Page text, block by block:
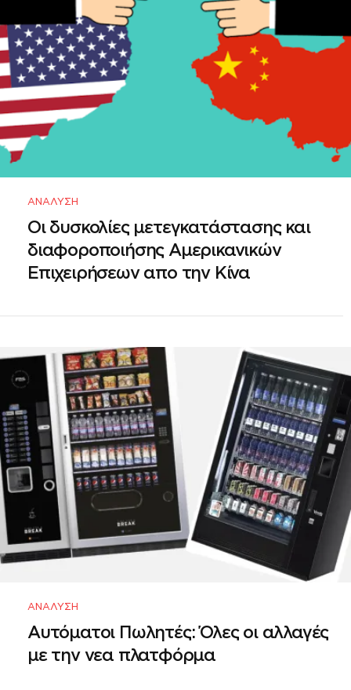
ΑΝΆΛΥΣΗ
Οι δυσκολίες μετεγκατάστασης και
διαφοροποιήσης Αμερικανικών
Επιχειρήσεων απο την Κίνα
ΑΝΆΛΥΣΗ
Αυτόματοι Πωλητές: Όλες οι αλλαγές
με την νεα πλατφόρμα